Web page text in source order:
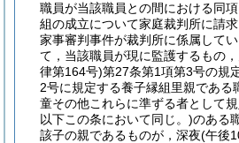
職員が当該職員との間における同
組の成立について家庭裁判所に請
家事審判事件が裁判所に係属して
て，当該職員が現に監護するもの
律第164号)第27条第1項第3号の規
2号に規定する養子縁組里親である
童その他これらに準ずる者として規
以下この条において同じ。)のある
該子の親であるものが，深夜(午後